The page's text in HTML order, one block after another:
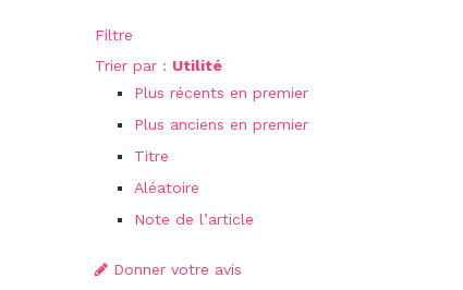
Filtre
Trier par : Utilité
Plus récents en premier
Plus anciens en premier
Titre
Aléatoire
Note de l’article
Donner votre avis